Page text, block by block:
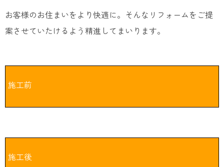
お客様のお住まいをより快適に。そんなリフォームをご提
案させていたけるよう精進してまいります。
施工前
施工後